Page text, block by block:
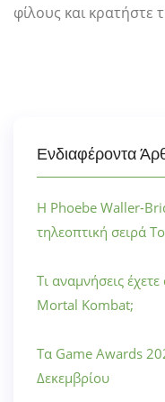
φίλους και κρατήστε
Ενδιαφέροντα
Η Phoebe Waller-
τηλεοπτική σειρά
Τι αναμνήσεις
Mortal Kombat;
Τα Game Awards
Δεκεμβρίου